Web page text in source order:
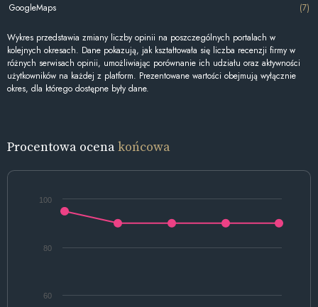
GoogleMaps (7)
Wykres przedstawia zmiany liczby opinii na poszczególnych portalach w
kolejnych okresach. Dane pokazują, jak kształtowała się liczba recenzji firmy w
różnych serwisach opinii, umożliwiając porównanie ich udziału oraz aktywności
użytkowników na każdej z platform. Prezentowane wartości obejmują wyłącznie
okres, dla którego dostępne były dane.
Procentowa ocenakońcowa
60
80
100